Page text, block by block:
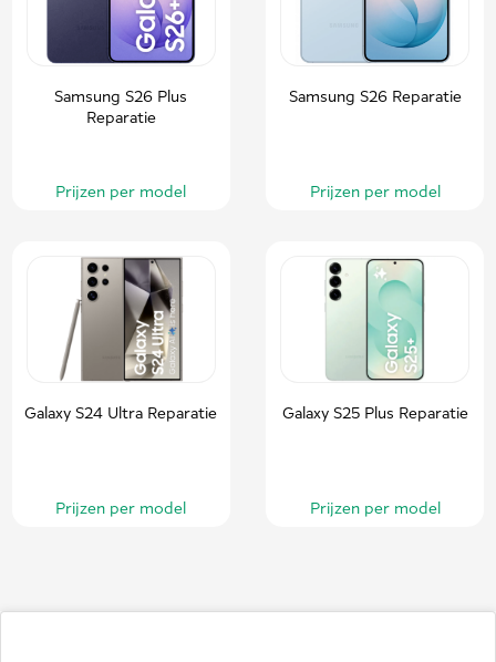
Samsung S26 Plus
Reparatie
Prijzen per model
Samsung S26 Reparatie
Prijzen per model
Galaxy S24 Ultra Reparatie
Prijzen per model
Galaxy S25 Plus Reparatie
Prijzen per model